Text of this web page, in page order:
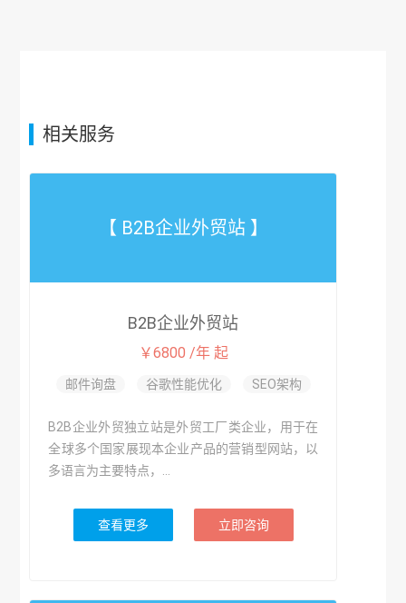
相关服务
【 B2B企业外贸站 】
B2B企业外贸站
￥6800 /年 起
邮件询盘 谷歌性能优化 SEO架构
B2B企业外贸独立站是外贸工厂类企业，用于在
全球多个国家展现本企业产品的营销型网站，以
多语言为主要特点，...
查看更多 立即咨询